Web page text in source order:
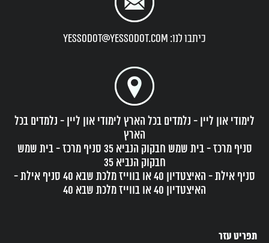
כיתבו לנו: yessodot@yessodot.com
לימודי און ליין - נלמדים בכל הארץ לימודי און ליין - נלמדים בכל
הארץ
סניף מרכז - בית שמש חבקוק הנביא 35 סניף מרכז - בית שמש
חבקוק הנביא 35
סניף אילת - האיצטדיון 40 או בווייז מלכת שבא 40 סניף אילת -
האיצטדיון 40 או בווייז מלכת שבא 40
תפריט עזר